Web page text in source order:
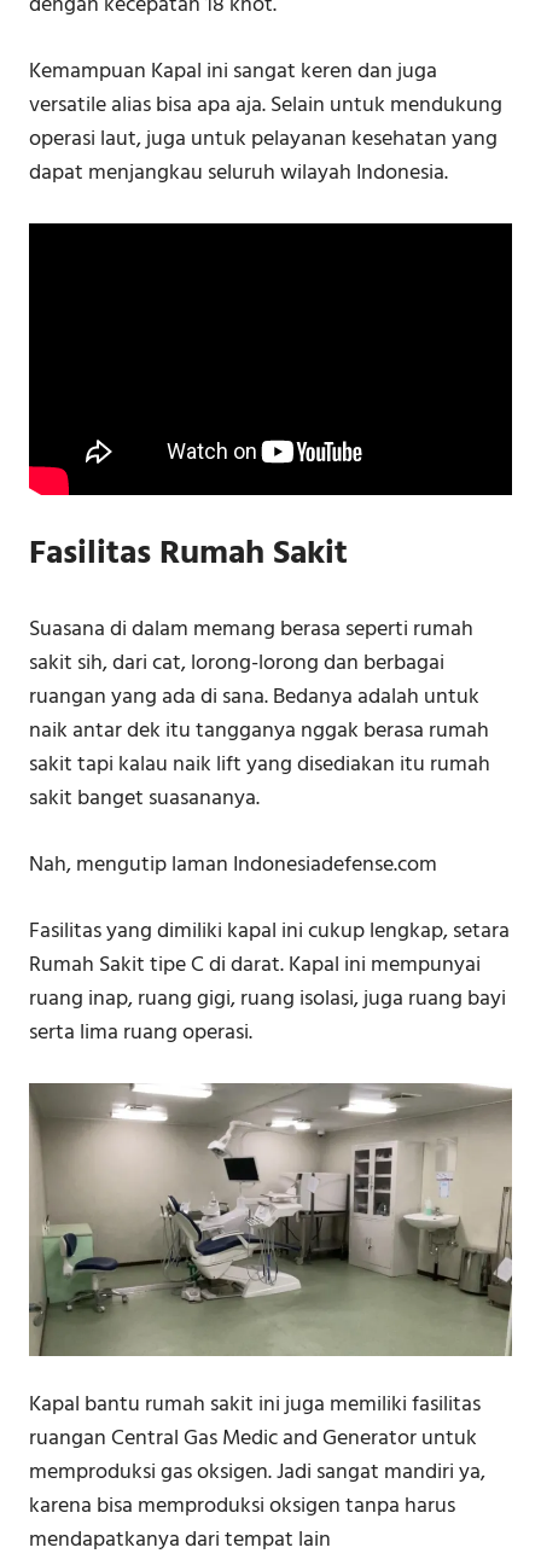
Kemampuan Kapal ini sangat keren dan juga
versatile alias bisa apa aja. Selain untuk mendukung
operasi laut, juga untuk pelayanan kesehatan yang
dapat menjangkau seluruh wilayah Indonesia.
Fasilitas Rumah Sakit
Suasana di dalam memang berasa seperti rumah
sakit sih, dari cat, lorong-lorong dan berbagai
ruangan yang ada di sana. Bedanya adalah untuk
naik antar dek itu tangganya nggak berasa rumah
sakit tapi kalau naik lift yang disediakan itu rumah
sakit banget suasananya.
Nah, mengutip laman Indonesiadefense.com
Fasilitas yang dimiliki kapal ini cukup lengkap, setara
Rumah Sakit tipe C di darat. Kapal ini mempunyai
ruang inap, ruang gigi, ruang isolasi, juga ruang bayi
serta lima ruang operasi.
Kapal bantu rumah sakit ini juga memiliki fasilitas
ruangan Central Gas Medic and Generator untuk
memproduksi gas oksigen. Jadi sangat mandiri ya,
karena bisa memproduksi oksigen tanpa harus
mendapatkanya dari tempat lain